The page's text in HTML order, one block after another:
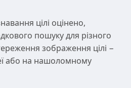
цілі оцінено,
пошуку для різного
зображення цілі −
або на нашоломному